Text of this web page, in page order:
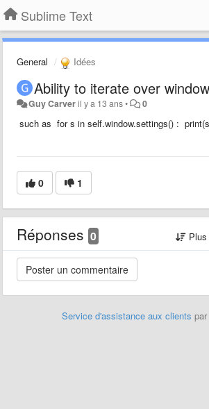
Sublime Text
General Idées
Ability to iterate over
Guy Carveril y a 13 ans• 0
such as for s in self.window.settings() :
0 1
Réponses 0
Service d'assistance aux clients